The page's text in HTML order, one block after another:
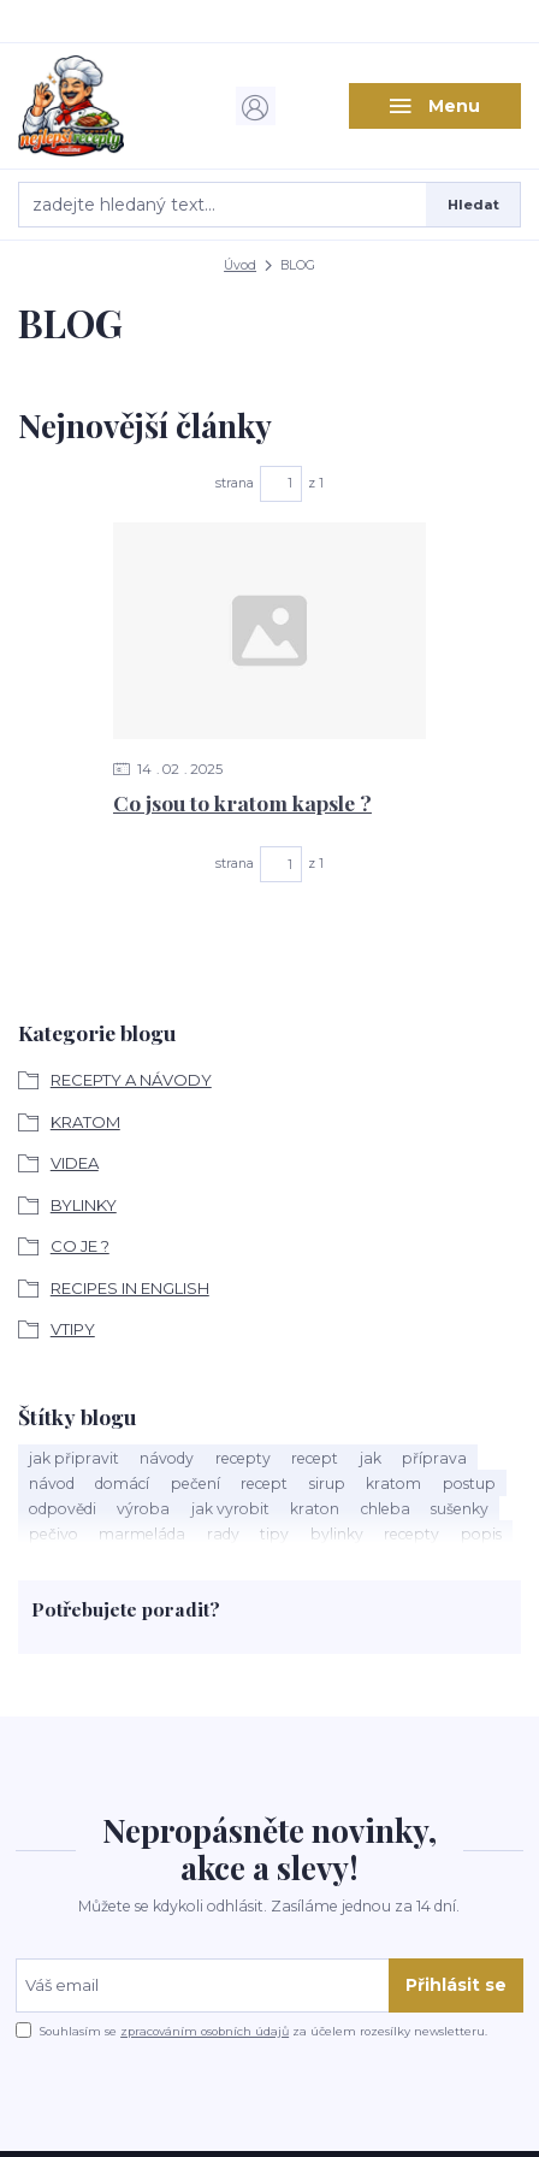
Menu
Hledat
Úvod BLOG
Kategorie blogu
RECEPTY A NÁVODY
KRATOM
VIDEA
BYLINKY
CO JE ?
RECIPES IN ENGLISH
VTIPY
Štítky blogu
jak připravit návody recepty recept jak
příprava
návod
domácí pečení recept sirup kratom
postup
odpovědi
výroba jak vyrobit kraton chleba
sušenky
pečivo
marmeláda rady tipy bylinky recepty
popis
rohlíky
grilování čaj
Potřebujete poradit?
BLOG
Nejnovější články
strana z 1
Co jsou to kratom kapsle ?
14 02 2025
strana z 1
Nepropásněte novinky,
akce a slevy!
Můžete se kdykoli odhlásit. Zasíláme jednou za 14 dní.
Přihlásit se
Souhlasím se zpracováním osobních údajů za účelem rozesílky newsletteru.